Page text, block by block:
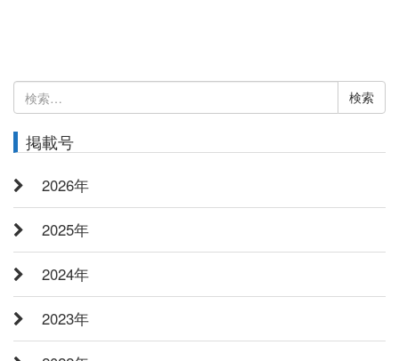
検
索:
掲載号
2026年
2025年
2024年
2023年